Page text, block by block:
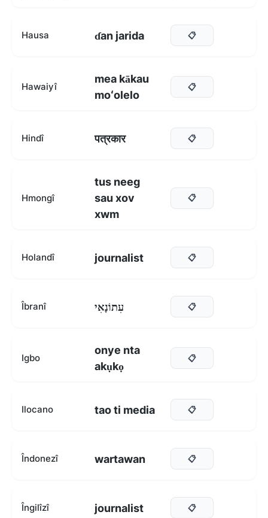
Hausa ɗan jarida 📋
Hawaiyî
mea kākau
moʻolelo
📋
Hindî पत्रकार 📋
Hmongî
tus neeg
sau xov
xwm
📋
Holandî journalist 📋
Îbranî עִתוֹנָאִי 📋
Igbo
onye nta
akụkọ
📋
Ilocano tao ti media 📋
Îndonezî wartawan 📋
Îngilîzî journalist 📋